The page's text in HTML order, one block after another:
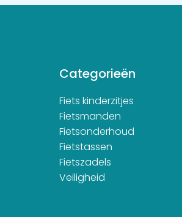
Categorieën
Fiets kinderzitjes
Fietsmanden
Fietsonderhoud
Fietstassen
Fietszadels
Veiligheid